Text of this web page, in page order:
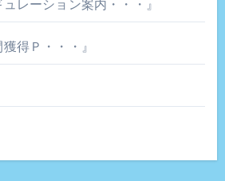
レーション案内・・・』
得Ｐ・・・』